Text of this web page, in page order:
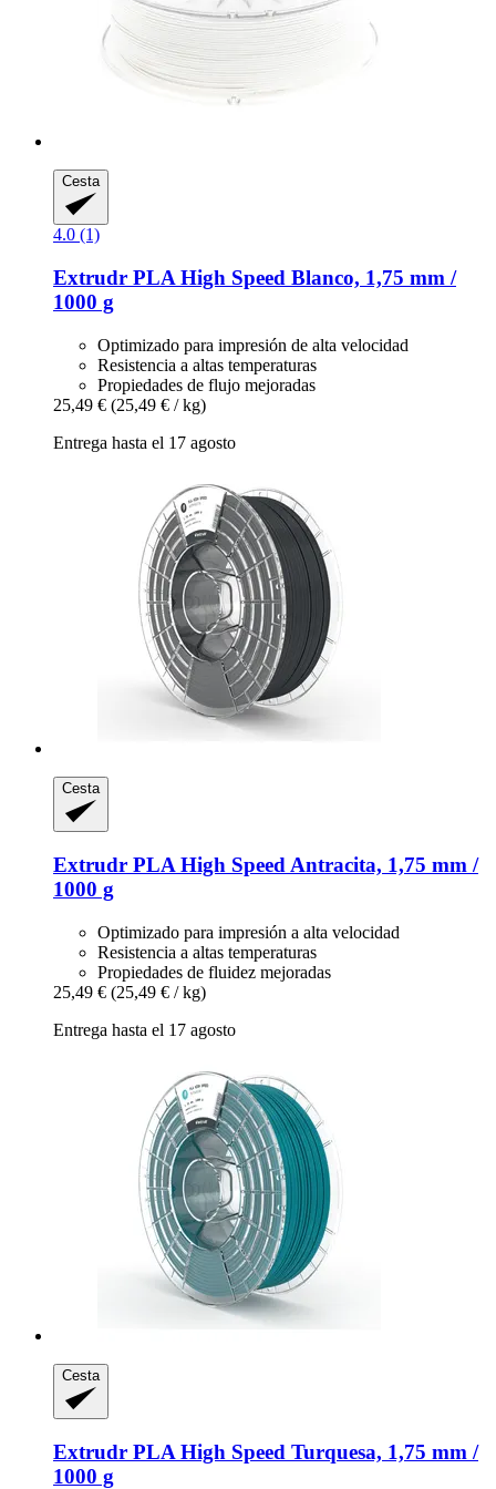
Cesta
4.0 (1)
Extrudr PLA High Speed Blanco, 1,75 mm /
1000 g
Optimizado para impresión de alta velocidad
Resistencia a altas temperaturas
Propiedades de flujo mejoradas
25,49 € (25,49 € / kg)
Entrega hasta el 17 agosto
Cesta
Extrudr PLA High Speed Antracita, 1,75 mm /
1000 g
Optimizado para impresión a alta velocidad
Resistencia a altas temperaturas
Propiedades de fluidez mejoradas
25,49 € (25,49 € / kg)
Entrega hasta el 17 agosto
Cesta
Extrudr PLA High Speed Turquesa, 1,75 mm /
1000 g